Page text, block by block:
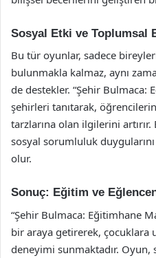
Sosyal Etki ve Toplumsal
Bu tür oyunlar, sadece
bulunmakla kalmaz, aynı
de destekler. “Şehir Bulmaca:
şehirleri tanıtarak,
tarzlarına olan ilgilerini
sosyal sorumluluk
olur.
Sonuç: Eğitim ve
“Şehir Bulmaca: Eğitimhane
bir araya getirerek, çocuklara
deneyimi sunmaktadır.